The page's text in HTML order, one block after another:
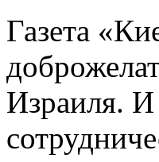
Газета
Израиля. И